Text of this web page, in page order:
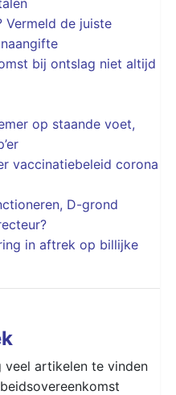
Vermeld de juiste
bij ontslag niet altijd
op staande voet,
vaccinatiebeleid corona
D-grond
in aftrek op billijke
veel artikelen te vinden